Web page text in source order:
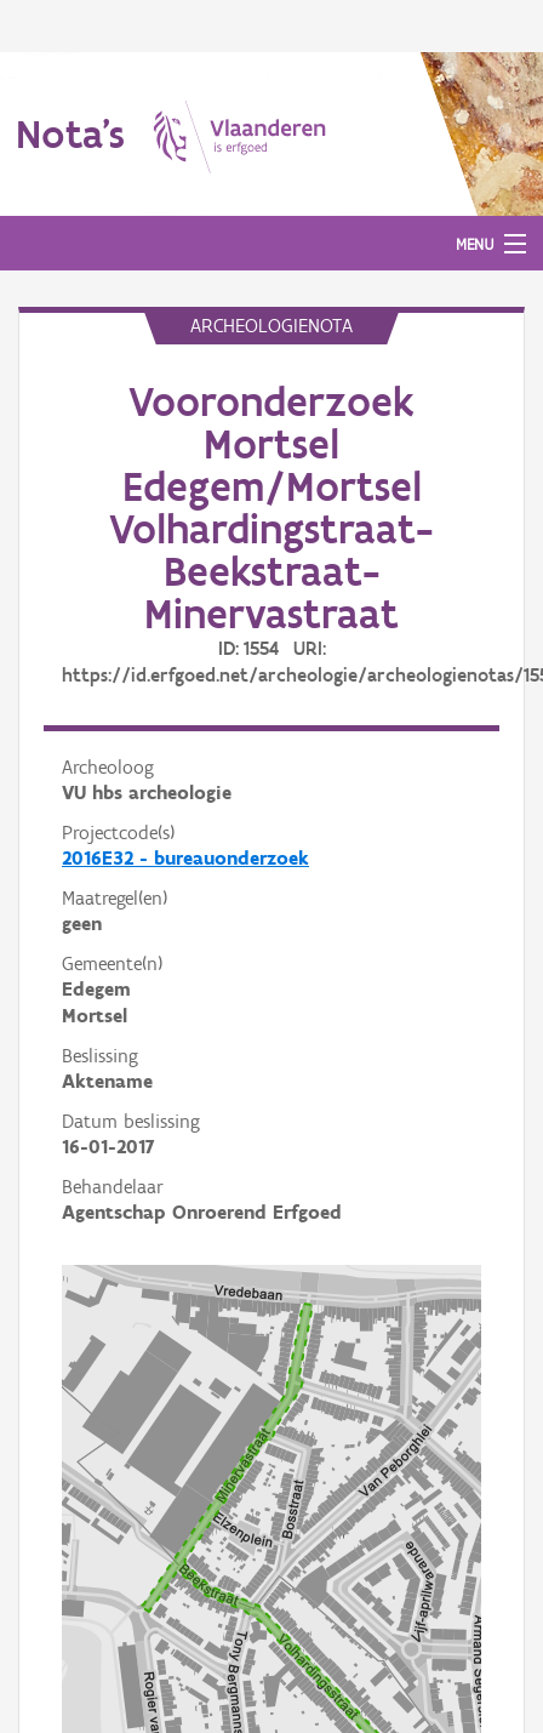
Nota's
MENU
ARCHEOLOGIENOTA
Vooronderzoek
Mortsel
Edegem/Mortsel
Volhardingstraat-
Beekstraat-
Minervastraat
ID: 1554 URI:
https://id.erfgoed.net/archeologie/archeologienotas/
Archeoloog
VU hbs archeologie
Projectcode(s)
2016E32 - bureauonderzoek
Maatregel(en)
geen
Gemeente(n)
Edegem
Mortsel
Beslissing
Aktename
Datum beslissing
16-01-2017
Behandelaar
Agentschap Onroerend Erfgoed